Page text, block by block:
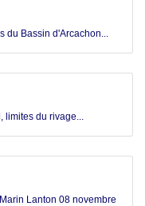
du Bassin d'Arcachon...
limites du rivage...
Lanton 08 novembre